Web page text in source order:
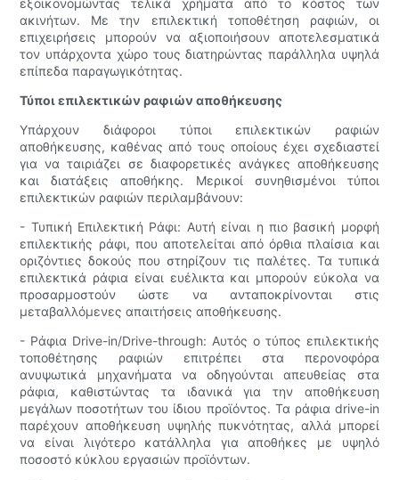
εξοικονομώντας τελικά χρήματα από το κόστος των
ακινήτων. Με την επιλεκτική τοποθέτηση ραφιών, οι
επιχειρήσεις μπορούν να αξιοποιήσουν αποτελεσματικά
τον υπάρχοντα χώρο τους διατηρώντας παράλληλα υψηλά
επίπεδα παραγωγικότητας.
Τύποι επιλεκτικών ραφιών αποθήκευσης
Υπάρχουν διάφοροι τύποι επιλεκτικών ραφιών
αποθήκευσης, καθένας από τους οποίους έχει σχεδιαστεί
για να ταιριάζει σε διαφορετικές ανάγκες αποθήκευσης
και διατάξεις αποθήκης. Μερικοί συνηθισμένοι τύποι
επιλεκτικών ραφιών περιλαμβάνουν:
- Τυπική Επιλεκτική Ράφι: Αυτή είναι η πιο βασική μορφή
επιλεκτικής ράφι, που αποτελείται από όρθια πλαίσια και
οριζόντιες δοκούς που στηρίζουν τις παλέτες. Τα τυπικά
επιλεκτικά ράφια είναι ευέλικτα και μπορούν εύκολα να
προσαρμοστούν ώστε να ανταποκρίνονται στις
μεταβαλλόμενες απαιτήσεις αποθήκευσης.
- Ράφια Drive-in/Drive-through: Αυτός ο τύπος επιλεκτικής
τοποθέτησης ραφιών επιτρέπει στα περονοφόρα
ανυψωτικά μηχανήματα να οδηγούνται απευθείας στα
ράφια, καθιστώντας τα ιδανικά για την αποθήκευση
μεγάλων ποσοτήτων του ίδιου προϊόντος. Τα ράφια drive-in
παρέχουν αποθήκευση υψηλής πυκνότητας, αλλά μπορεί
να είναι λιγότερο κατάλληλα για αποθήκες με υψηλό
ποσοστό κύκλου εργασιών προϊόντων.